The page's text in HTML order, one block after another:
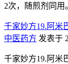
2次，随煎剂同用
千家妙方19.阿米
中医药方 发表于
千家妙方19.阿米